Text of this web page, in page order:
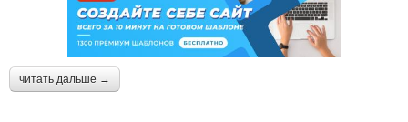
читать дальше →